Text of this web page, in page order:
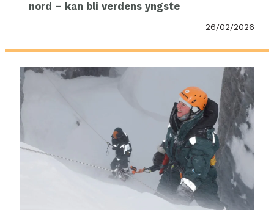
nord – kan bli verdens yngste
26/02/2026